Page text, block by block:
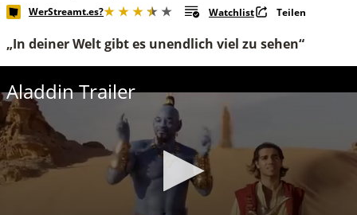
WerStreamt.es? Watchlist Teilen
„In deiner Welt gibt es unendlich viel zu sehen“
Aladdin Trailer